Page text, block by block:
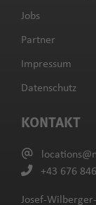
KONTAKT
+43 676
Josef-
Jobs
Partner
Impressum
Datenschutz